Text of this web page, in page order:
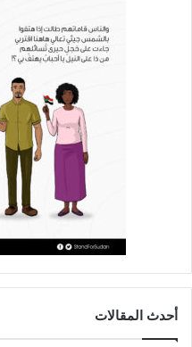
أحدث المقالات